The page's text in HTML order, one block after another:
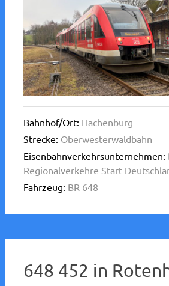
Bahnhof/Ort: Hachenburg
Strecke: Oberwesterwaldbahn
Eisenbahnverkehrsunternehmen:
Regionalverkehre Start
Fahrzeug: BR 648
648 452 in